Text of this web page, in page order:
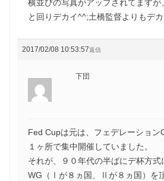
横並びの写真がアップされてます
と回りデカイ^^;土橋監督よりもデ
2017/02/08 10:53:57返信
下団
Fed Cupは元は、フェデレーション
１ヶ所で集中開催していました。
それが、９０年代の半ばにデ杯方
WG（Ⅰが８ヵ国、Ⅱが８ヵ国）を